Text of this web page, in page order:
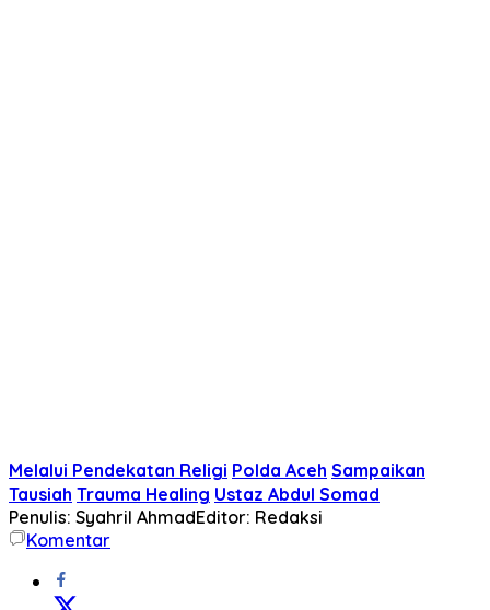
Melalui Pendekatan Religi Polda Aceh Sampaikan
Tausiah Trauma Healing Ustaz Abdul Somad
Penulis: Syahril AhmadEditor: Redaksi
Komentar